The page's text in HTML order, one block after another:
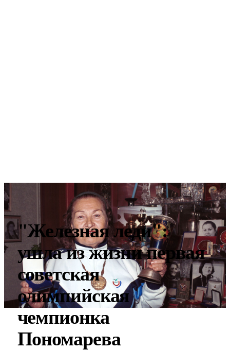
"Железная леди":
ушла из жизни первая
советская
олимпийская
чемпионка
Пономарева